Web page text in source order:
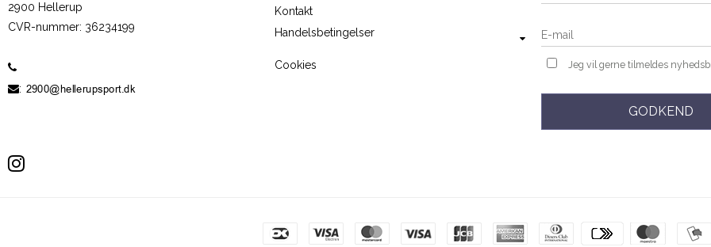
2900 Hellerup
CVR-nummer: 36234199
:
Kontakt
Handelsbetingelser
Cookies Jeg vil gerne tilmeldes
GODKEND